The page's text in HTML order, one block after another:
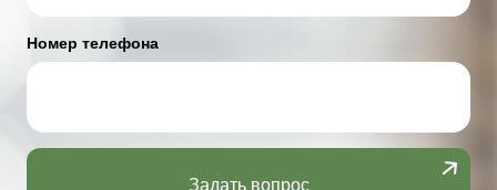
Номер телефона
Задать вопрос